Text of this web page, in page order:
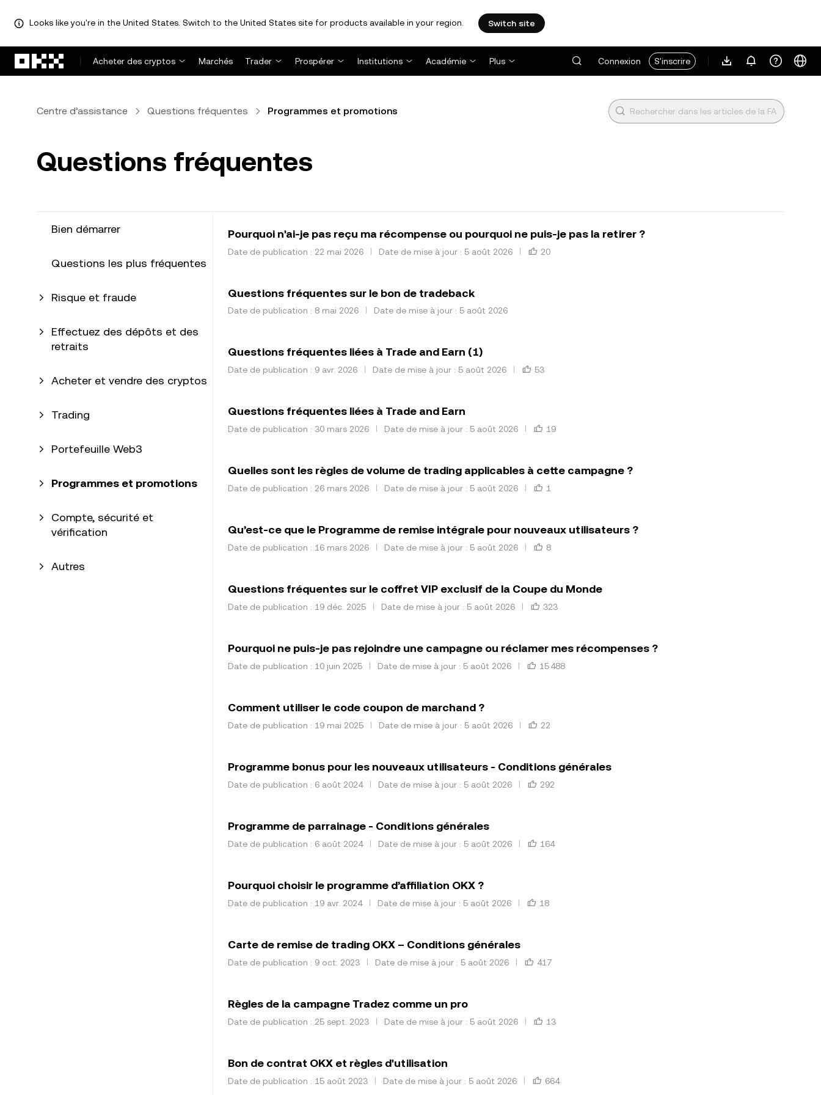
Looks like you're in the United States. Switch to the United States site for products available in your region. Switch site
Acheter des cryptos
Marchés Trader Prospérer Institutions Académie Plus Connexion S'inscrire
Centre d’assistance Questions fréquentes Programmes et promotions
Questions fréquentes
Bien démarrer
Questions les plus fréquentes
Risque et fraude
Effectuez des dépôts et des
retraits
Acheter et vendre des cryptos
Trading
Portefeuille Web3
Programmes et promotions
Compte, sécurité et
vérification
Autres
Pourquoi n'ai-je pas reçu ma récompense ou pourquoi ne puis-je pas la retirer ?
Date de publication : 22 mai 2026 Date de mise à jour : 5 août 2026 20
Questions fréquentes sur le bon de tradeback
Date de publication : 8 mai 2026 Date de mise à jour : 5 août 2026
Questions fréquentes liées à Trade and Earn (1)
Date de publication : 9 avr. 2026 Date de mise à jour : 5 août 2026 53
Questions fréquentes liées à Trade and Earn
Date de publication : 30 mars 2026 Date de mise à jour : 5 août 2026 19
Quelles sont les règles de volume de trading applicables à cette campagne ?
Date de publication : 26 mars 2026 Date de mise à jour : 5 août 2026 1
Qu’est-ce que le Programme de remise intégrale pour nouveaux utilisateurs ?
Date de publication : 16 mars 2026 Date de mise à jour : 5 août 2026 8
Questions fréquentes sur le coffret VIP exclusif de la Coupe du Monde
Date de publication : 19 déc. 2025 Date de mise à jour : 5 août 2026 323
Pourquoi ne puis-je pas rejoindre une campagne ou réclamer mes récompenses ?
Date de publication : 10 juin 2025 Date de mise à jour : 5 août 2026 15 488
Comment utiliser le code coupon de marchand ?
Date de publication : 19 mai 2025 Date de mise à jour : 5 août 2026 22
Programme bonus pour les nouveaux utilisateurs - Conditions générales
Date de publication : 6 août 2024 Date de mise à jour : 5 août 2026 292
Programme de parrainage - Conditions générales
Date de publication : 6 août 2024 Date de mise à jour : 5 août 2026 164
Pourquoi choisir le programme d’affiliation OKX ?
Date de publication : 19 avr. 2024 Date de mise à jour : 5 août 2026 18
Carte de remise de trading OKX – Conditions générales
Date de publication : 9 oct. 2023 Date de mise à jour : 5 août 2026 417
Règles de la campagne Tradez comme un pro
Date de publication : 25 sept. 2023 Date de mise à jour : 5 août 2026 13
Bon de contrat OKX et règles d'utilisation
Date de publication : 15 août 2023 Date de mise à jour : 5 août 2026 664